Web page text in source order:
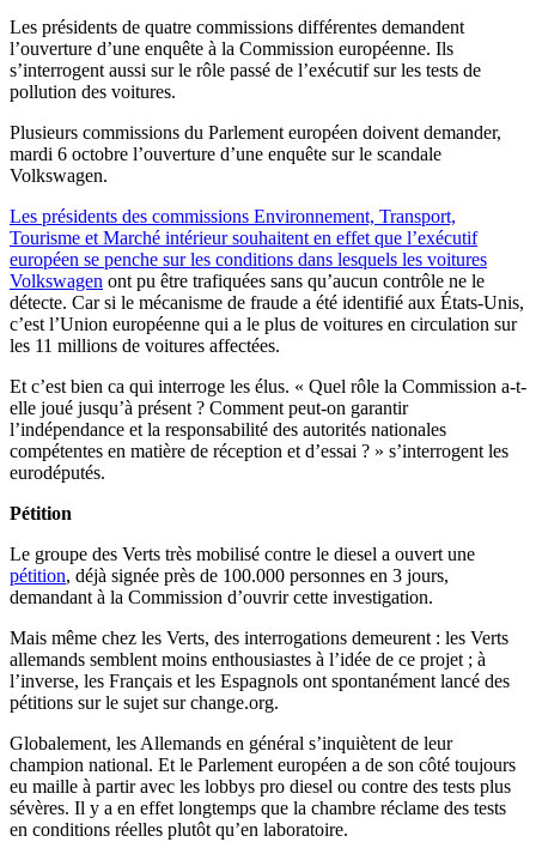
Les présidents de quatre commissions différentes demandent
l’ouverture d’une enquête à la Commission européenne. Ils
s’interrogent aussi sur le rôle passé de l’exécutif sur les tests de
pollution des voitures.
Plusieurs commissions du Parlement européen doivent demander,
mardi 6 octobre l’ouverture d’une enquête sur le scandale
Volkswagen.
Les présidents des commissions Environnement, Transport,
Tourisme et Marché intérieur souhaitent en effet que l’exécutif
européen se penche sur les conditions dans lesquels les voitures
Volkswagen ont pu être trafiquées sans qu’aucun contrôle ne le
détecte. Car si le mécanisme de fraude a été identifié aux États-Unis,
c’est l’Union européenne qui a le plus de voitures en circulation sur
les 11 millions de voitures affectées.
Et c’est bien ca qui interroge les élus. « Quel rôle la Commission a-t-
elle joué jusqu’à présent ? Comment peut-on garantir
l’indépendance et la responsabilité des autorités nationales
compétentes en matière de réception et d’essai ? » s’interrogent les
eurodéputés.
Pétition
Le groupe des Verts très mobilisé contre le diesel a ouvert une
pétition, déjà signée près de 100.000 personnes en 3 jours,
demandant à la Commission d’ouvrir cette investigation.
Mais même chez les Verts, des interrogations demeurent : les Verts
allemands semblent moins enthousiastes à l’idée de ce projet ; à
l’inverse, les Français et les Espagnols ont spontanément lancé des
pétitions sur le sujet sur change.org.
Globalement, les Allemands en général s’inquiètent de leur
champion national. Et le Parlement européen a de son côté toujours
eu maille à partir avec les lobbys pro diesel ou contre des tests plus
sévères. Il y a en effet longtemps que la chambre réclame des tests
en conditions réelles plutôt qu’en laboratoire.